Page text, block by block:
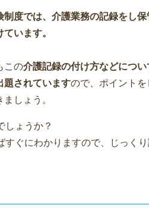
制度では、介護業務の記録をし
います。
この介護記録の付け方などにつ
題されていますので、ポイントを
ましょう。
しょうか？
ぐにわかりますので、じっく